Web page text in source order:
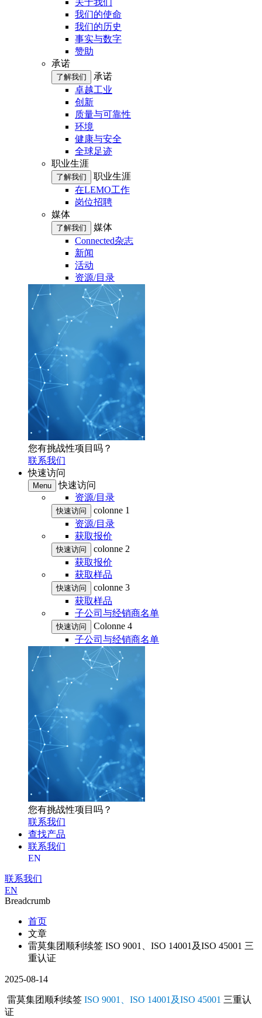
关于我们
我们的使命
我们的历史
事实与数字
赞助
承诺
了解我们
承诺
卓越工业
创新
质量与可靠性
环境
健康与安全
全球足迹
职业生涯
了解我们
职业生涯
在LEMO工作
岗位招聘
媒体
了解我们
媒体
Connected杂志
新闻
活动
资源/目录
您有挑战性项目吗？
联系我们
快速访问
Menu
快速访问
资源/目录
快速访问
colonne 1
资源/目录
获取报价
快速访问
colonne 2
获取报价
获取样品
快速访问
colonne 3
获取样品
子公司与经销商名单
快速访问
Colonne 4
子公司与经销商名单
您有挑战性项目吗？
联系我们
查找产品
联系我们
EN
联系我们
EN
Breadcrumb
首页
文章
雷莫集团顺利续签 ISO 9001、ISO 14001及ISO 45001 三
重认证
2025-08-14
雷莫集团顺利续签 ISO 9001、ISO 14001及ISO 45001 三重认
证